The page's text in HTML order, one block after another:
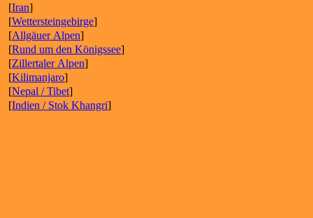
[Iran]
[Wettersteingebirge]
[Allgäuer Alpen]
[Rund um den Königssee]
[Zillertaler Alpen]
[Kilimanjaro]
[Nepal / Tibet]
[Indien / Stok Khangri]